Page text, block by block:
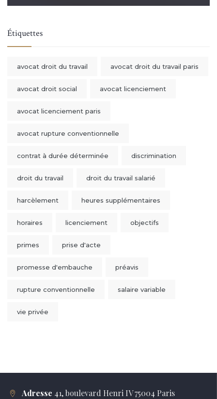
Étiquettes
avocat droit du travail avocat droit du travail paris
avocat droit social avocat licenciement
avocat licenciement paris
avocat rupture conventionnelle
contrat à durée déterminée discrimination
droit du travail droit du travail salarié
harcèlement heures supplémentaires
horaires licenciement objectifs
primes prise d'acte
promesse d'embauche préavis
rupture conventionnelle salaire variable
vie privée
Adresse 41, boulevard Henri IV 75004 Paris